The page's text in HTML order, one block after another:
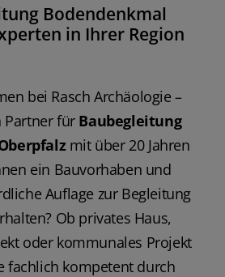
Bodendenkmal
in Ihrer Region
bei Rasch Archäologie –
Partner für Baubegleitung
mit über 20 Jahren
ein Bauvorhaben und
Auflage zur Begleitung
Ob privates Haus,
oder kommunales Projekt
fachlich kompetent durch